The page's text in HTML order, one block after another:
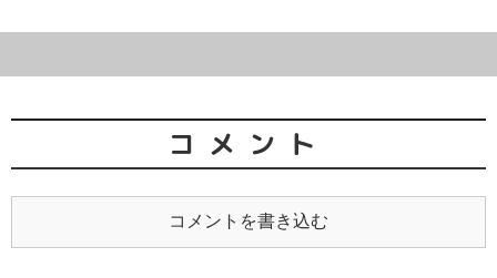
コメント
コメントを書き込む